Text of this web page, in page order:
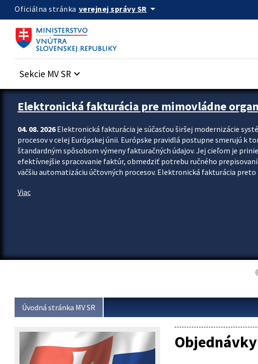
Preskocit na hlavný obsah
Oficiálna stránka verejnej správy SR arrow_drop_down
Sekcie MV SR keyboard_arrow_down
Zastavit automatický posun upútavok
Elektronická fakturácia pre mimovládne
04. 08. 2026Elektronická fakturácia je súčasťou širšej modernizácie
procesov v celej Európskej únii. Európske pravidlá postupne smerujú k
štandardným spôsobom výmeny fakturačných údajov. Jej cieľom je
efektívnejšie spracovanie faktúr, obmedziť potrebu ručného
väčšiu automatizáciu účtovných procesov. Elektronická fakturácia preto
Viac
Úvodná stránka MV SR
Objednávky